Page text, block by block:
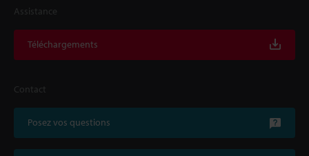
Assistance
Téléchargements
Contact
Posez vos questions